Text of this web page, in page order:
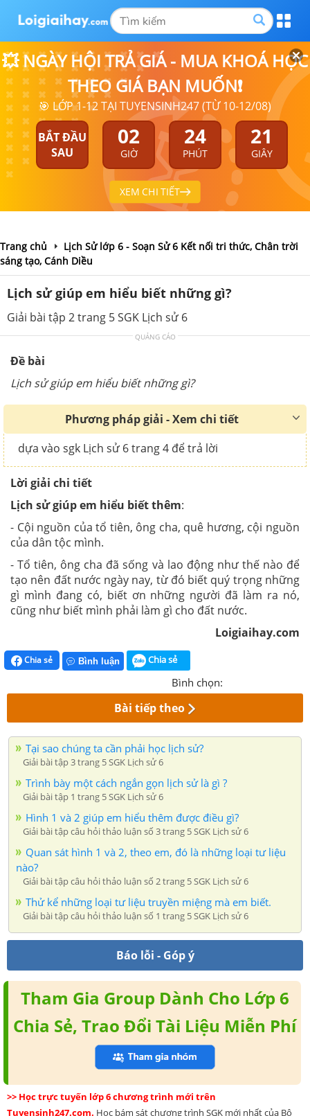
💥 NGÀY HỘI TRẢ GIÁ - MUA KHOÁ HỌC
THEO GIÁ BẠN MUỐN❗
🎯 LỚP 1-12 TẠI TUYENSINH247 (TỪ 10-12/08)
BẮT ĐẦU
SAU
02
GIỜ
24
PHÚT
20
GIÂY
XEM CHI TIẾT
Trang chủ
Lịch Sử lớp 6 - Soạn Sử 6 Kết nối tri thức, Chân trời
sáng tạo, Cánh Diều
Lịch sử giúp em hiểu biết những gì?
Giải bài tập 2 trang 5 SGK Lịch sử 6
QUẢNG CÁO
Đề bài
Lịch sử giúp em hiểu biết những gì?
Phương pháp giải - Xem chi tiết
dựa vào sgk Lịch sử 6 trang 4 để trả lời
Lời giải chi tiết
Lịch sử giúp em hiểu biết thêm:
- Cội nguồn của tổ tiên, ông cha, quê hương, cội nguồn
của dân tộc mình.
- Tổ tiên, ông cha đã sống và lao động như thế nào để
tạo nên đất nước ngày nay, từ đó biết quý trọng những
gì mình đang có, biết ơn những người đã làm ra nó,
cũng như biết mình phải làm gì cho đất nước.
Loigiaihay.com
Chia sẻ Bình luận Chia sẻ
Bình chọn:
Bài tiếp theo
Tại sao chúng ta cần phải học lịch sử?
Giải bài tập 3 trang 5 SGK Lịch sử 6
Trình bày một cách ngắn gọn lịch sử là gì ?
Giải bài tập 1 trang 5 SGK Lịch sử 6
Hình 1 và 2 giúp em hiểu thêm được điều gì?
Giải bài tập câu hỏi thảo luận số 3 trang 5 SGK Lịch sử 6
Quan sát hình 1 và 2, theo em, đó là những loại tư liệu
nào?
Giải bài tập câu hỏi thảo luận số 2 trang 5 SGK Lịch sử 6
Thử kể những loại tư liệu truyền miệng mà em biết.
Giải bài tập câu hỏi thảo luận số 1 trang 5 SGK Lịch sử 6
Báo lỗi - Góp ý
Tham Gia Group Dành Cho Lớp 6
Chia Sẻ, Trao Đổi Tài Liệu Miễn Phí
>> Học trực tuyến lớp 6 chương trình mới trên
Tuyensinh247.com. Học bám sát chương trình SGK mới nhất của Bộ